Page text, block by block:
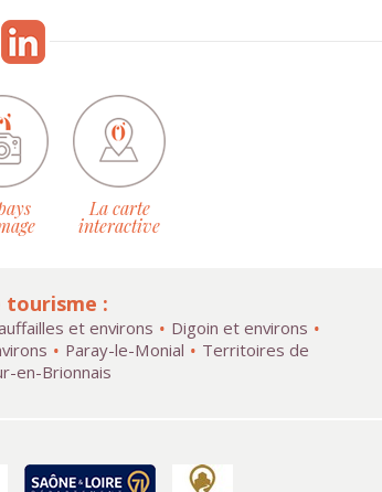
La carte
interactive
tourisme :
et environs
Digoin et environs
Paray-le-Monial
Territoires de
en-Brionnais